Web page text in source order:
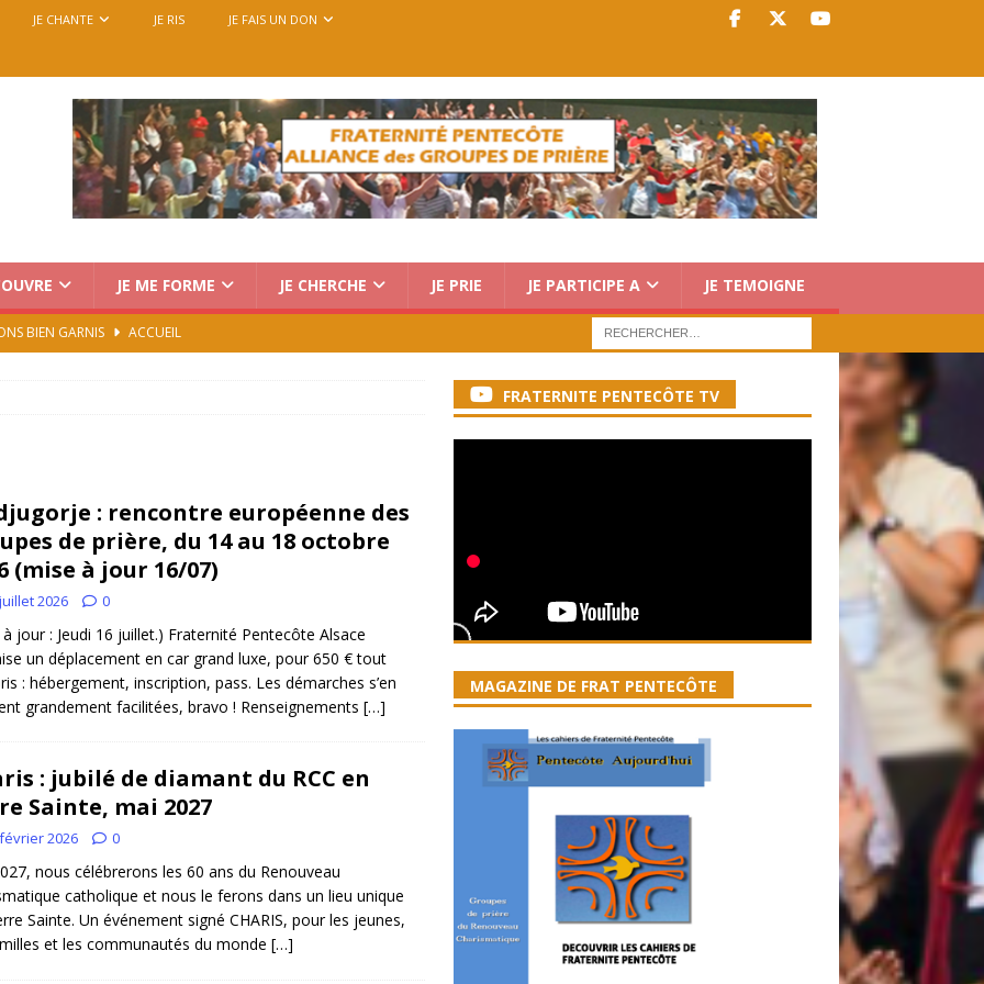
JE CHANTE JE RIS JE FAIS UN DON
JE ME FORME JE CHERCHE JE PRIE JE PARTICIPE A JE TEMOIGNE
BIEN GARNIS
ACCUEIL
européenne des groupes de prière, du 14 au 18
devient prière
ACCUEIL
“Magnifica Humanitas”. Par le Père Denis Broussat.
eu la grâce d’être visité par Dieu”
GUERISON, DELIVRANCE
joie soit parfaite ! Jn 15, 11 ACCOMPAGNEMENT SPIRITUEL
: rencontre européenne des
de prière, du 14 au 18 octobre
(mise à jour 16/07)
2026 0
jour : Jeudi 16 juillet.) Fraternité Pentecôte Alsace
un déplacement en car grand luxe, pour 650 € tout
: hébergement, inscription, pass. Les démarches s’en
grandement facilitées, bravo ! Renseignements […]
: jubilé de diamant du RCC en
Sainte, mai 2027
2026 0
nous célébrerons les 60 ans du Renouveau
catholique et nous le ferons dans un lieu unique
Sainte. Un événement signé CHARIS, pour les jeunes,
et les communautés du monde […]
FRATERNITE PENTECÔTE TV
MAGAZINE DE FRAT PENTECÔTE